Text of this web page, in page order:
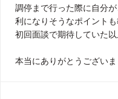
調停まで行った際に自分
利になりそうなポイント
初回面談で期待していた以
本当にありがとうございま